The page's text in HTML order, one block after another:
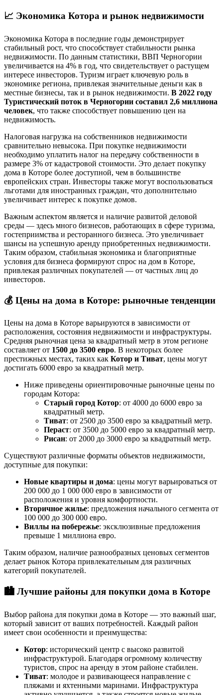
📈 Экономика Котора и рынок недвижимости
Экономика Котора в последние годы демонстрирует
стабильный рост, что способствует стабильности рынка
недвижимости. По данным статистики, ВВП Черногории
увеличивается на 4% в год, что свидетельствует о растущем
интересе инвесторов. Туризм играет ключевую роль в
экономике региона, привлекая значительные деньги как в
местные бизнесы, так и в рынок недвижимости. В 2022 году
Туристический поток в Черногории составил 2,6 миллиона
человек, что также способствует повышению цен на
недвижимость.
Налоговая нагрузка на собственников недвижимости
сравнительно невысока. При покупке недвижимости
необходимо уплатить налог на передачу собственности в
размере 3% от кадастровой стоимости. Это делает покупку
дома в Которе более доступной, чем в большинстве
европейских стран. Инвесторы также могут воспользоваться
льготами для иностранных граждан, что дополнительно
увеличивает интерес к покупке домов.
Важным аспектом является и наличие развитой деловой
среды — здесь много бизнесов, работающих в сфере туризма,
гостеприимства и ресторанного бизнеса. Это увеличивает
шансы на успешную аренду приобретенных недвижимости.
Таким образом, стабильная экономика и благоприятные
условия для бизнеса формируют спрос на дом в Которе,
привлекая различных покупателей — от частных лиц до
инвесторов.
💰 Цены на дома в Которе: рыночные тенденции
Цены на дома в Которе варьируются в зависимости от
расположения, состояния недвижимости и инфраструктуры.
Средняя рыночная цена за квадратный метр в этом регионе
составляет от 1500 до 3500 евро. В некоторых более
престижных местах, таких как Котор и Тиват, цены могут
достигать 6000 евро за квадратный метр.
Ниже приведены ориентировочные рыночные цены по
городам Котора:
Старый город Котор: от 4000 до 6000 евро за
квадратный метр.
Тиват: от 2500 до 3500 евро за квадратный метр.
Пераст: от 3500 до 5000 евро за квадратный метр.
Рисан: от 2000 до 3000 евро за квадратный метр.
Существуют различные форматы объектов недвижимости,
доступные для покупки:
Новые квартиры и дома: цены могут варьироваться от
200 000 до 1 000 000 евро в зависимости от
расположения и уровня комфортности.
Вторичное жилье: предложения начального сегмента от
100 000 до 300 000 евро.
Виллы на побережье: эксклюзивные предложения
превыше 1 миллиона евро.
Таким образом, наличие разнообразных ценовых сегментов
делает рынок Котора привлекательным для различных
категорий покупателей.
🏙️ Лучшие районы для покупки дома в Которе
Выбор района для покупки дома в Которе — это важный шаг,
который зависит от ваших потребностей. Каждый район
имеет свои особенности и преимущества:
Котор: исторический центр с высоко развитой
инфраструктурой. Благодаря огромному количеству
туристов, спрос на аренду в этом районе стабилен.
Тиват: молодое и развивающееся направление с
пляжами и яхтенными маринами. Инфраструктура